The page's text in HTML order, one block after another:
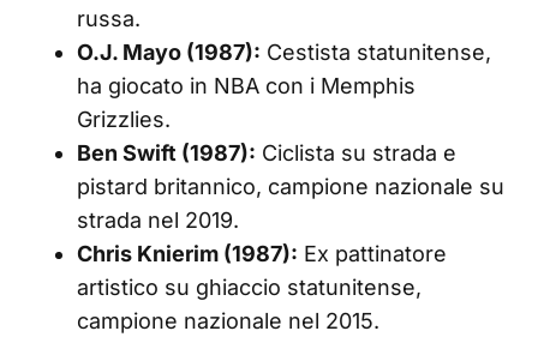
russa.
O.J. Mayo (1987): Cestista statunitense,
ha giocato in NBA con i Memphis
Grizzlies.
Ben Swift (1987): Ciclista su strada e
pistard britannico, campione nazionale su
strada nel 2019.
Chris Knierim (1987): Ex pattinatore
artistico su ghiaccio statunitense,
campione nazionale nel 2015.